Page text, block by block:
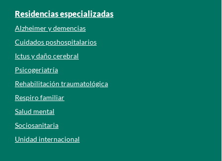
Residencias especializadas
Alzheimer y demencias
Cuidados poshospitalarios
Ictus y daño cerebral
Psicogeriatría
Rehabilitación traumatológica
Respiro familiar
Salud mental
Sociosanitaria
Unidad internacional